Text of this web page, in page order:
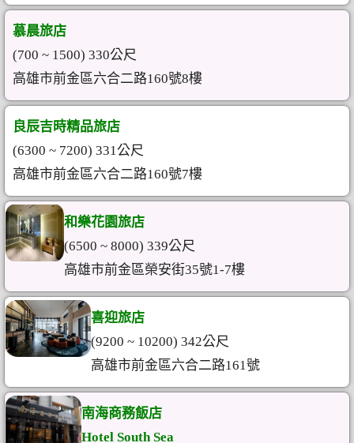
慕晨旅店
(700 ~ 1500) 330公尺
高雄市前金區六合二路160號8樓
良辰吉時精品旅店
(6300 ~ 7200) 331公尺
高雄市前金區六合二路160號7樓
和樂花園旅店
(6500 ~ 8000) 339公尺
高雄市前金區榮安街35號1-7樓
喜迎旅店
(9200 ~ 10200) 342公尺
高雄市前金區六合二路161號
南海商務飯店
Hotel South Sea